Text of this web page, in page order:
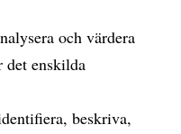
och värdera
det enskilda
beskriva,